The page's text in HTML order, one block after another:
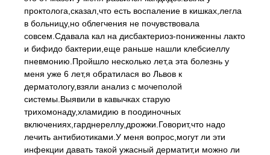
проктолога,сказал,что есть воспаление в кишках,легла
в больницу,но облегчения не почувствовала
совсем.Сдавала кал на дисбактериоз-пониженны лакто
и бифидо бактерии,еще раньше нашли клебсиеллу
пневмонию.Пройшло несколько лет,а эта болезнь у
меня уже 6 лет,я обратилася во Львов к
дерматологу,взяли анализ с мочеполой
системы.Выявили в кавычках старую
трихомонаду,хламидию в поодиночных
включениях,гарднереллу,дрожжи.Говорит,что надо
лечить антибиотиками.У меня вопрос,могут ли эти
инфекции давать такой ужасный дерматит,и можно ли